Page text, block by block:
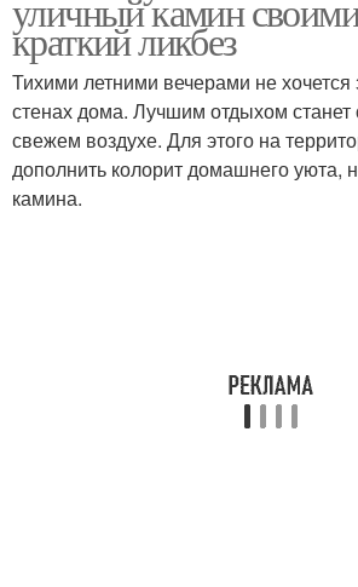
уличный камин
краткий ликбез
Тихими летними вечерами не хочется
стенах дома. Лучшим отдыхом
свежем воздухе. Для этого на
дополнить колорит домашнего уюта,
камина.